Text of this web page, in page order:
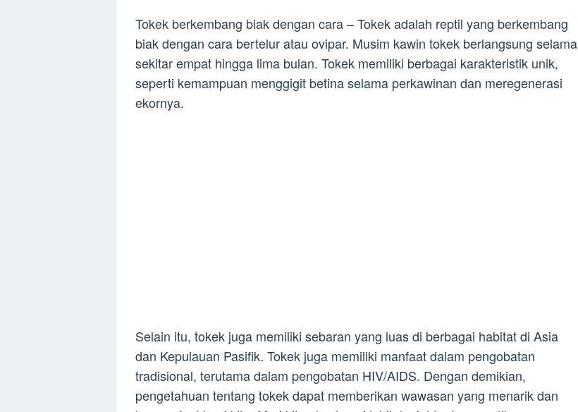
Tokek berkembang biak dengan cara – Tokek adalah reptil yang berkembang
biak dengan cara bertelur atau ovipar. Musim kawin tokek berlangsung selama
sekitar empat hingga lima bulan. Tokek memiliki berbagai karakteristik unik,
seperti kemampuan menggigit betina selama perkawinan dan meregenerasi
ekornya.
Selain itu, tokek juga memiliki sebaran yang luas di berbagai habitat di Asia
dan Kepulauan Pasifik. Tokek juga memiliki manfaat dalam pengobatan
tradisional, terutama dalam pengobatan HIV/AIDS. Dengan demikian,
pengetahuan tentang tokek dapat memberikan wawasan yang menarik dan